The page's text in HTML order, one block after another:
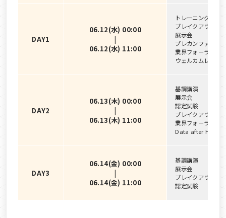
DAY1
06.12(水) 00:00
06.12(水) 11:00
トレーニングと認
ブレイクアウト
展示会
プレカンファレン
業界フォーラム
ウェルカムレセプ
DAY2
06.13(木) 00:00
|
06.13(木) 11:00
基調講演
展示会
認定試験
ブレイクアウトセ
業界フォーラム
Data after Hours（
DAY3
06.14(金) 00:00
06.14(金) 11:00
基調講演
展示会
ブレイクアウトセ
認定試験